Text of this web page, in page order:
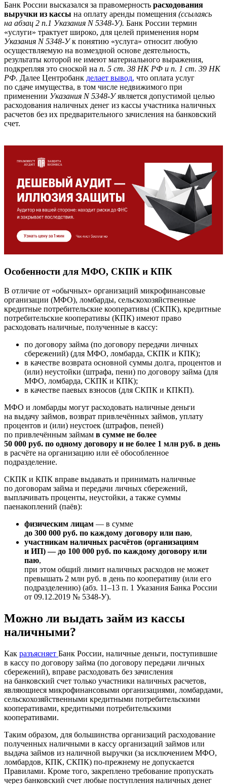
Банк России высказался за правомерность расходования
выручки из кассы на оплату аренды помещения (ссылаясь
на абзац 2 п.1 Указания N 5348-У). Банк России термин
«услуги» трактует широко, для целей применения норм
Указания N 5348-Ук понятию «услуга» относит любую
осуществляемую на возмездной основе деятельность,
результаты которой не имеют материального выражения,
подкрепляя это сноской на п. 5 ст. 38 НК РФ и п. 1 ст. 39 НК
РФ. Далее Центробанк делает вывод, что оплата услуг
по сдаче имущества, в том числе недвижимого при
применении Указания N 5348-Уявляется допустимой целью
расходования наличных денег из кассы участника наличных
расчетов без их предварительного зачисления на банковский
счет.
Особенности для МФО, СКПК и КПК
В отличие от «обычных» организаций микрофинансовые
организации (МФО), ломбарды, сельскохозяйственные
кредитные потребительские кооперативы (СКПК), кредитные
потребительские кооперативы (КПК) имеют право
расходовать наличные, полученные в кассу:
по договору займа (по договору передачи личных
сбережений) (для МФО, ломбарда, СКПК и КПК);
в качестве возврата основной суммы долга, процентов и
(или) неустойки (штрафа, пени) по договору займа (для
МФО, ломбарда, СКПК и КПК);
в качестве паевых взносов (для СКПК и КПКП).
МФО и ломбарды могут расходовать наличные деньги
на выдачу займов, возврат привлечённых займов, уплату
процентов и (или) неустоек (штрафов, пеней)
по привлечённым займам в сумме не более
50 000 руб. по одному договору и не более 1 млн руб. в день
в расчёте на организацию или её обособленное
подразделение.
СКПК и КПК вправе выдавать и принимать наличные
по договорам займа и передачи личных сбережений,
выплачивать проценты, неустойки, а также суммы
паенакоплений (паёв):
физическим лицам — в сумме
до 300 000 руб. по каждому договору или паю,
участникам наличных расчётов (организациям
и ИП) — до 100 000 руб. по каждому договору или
паю,
при этом общий лимит наличных расходов не может
превышать 2 млн руб. в день по кооперативу (или его
подразделению) (абз. 11–13 п. 1 Указания Банка России
от 09.12.2019 № 5348-У).
Можно ли выдать займ из кассы
наличными?
Как разъясняет Банк России, наличные деньги, поступившие
в кассу по договору займа (по договору передачи личных
сбережений), вправе расходовать без зачисления
на банковский счет только участники наличных расчетов,
являющиеся микрофинансовыми организациями, ломбардами,
сельскохозяйственными кредитными потребительскими
кооперативами, кредитными потребительскими
кооперативами.
Таким образом, для большинства организаций расходование
полученных наличными в кассу организаций займов или
выдача займов из наличной выручки (за исключением МФО,
ломбардов, КПК, СКПК) по-прежнему не допускается
Правилами. Кроме того, закреплено требование пропускать
через банковский счет любые поступления наличных денег